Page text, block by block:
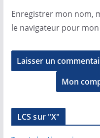
Enregistrer mon nom,
le navigateur pour
Mon
LCS sur "X"